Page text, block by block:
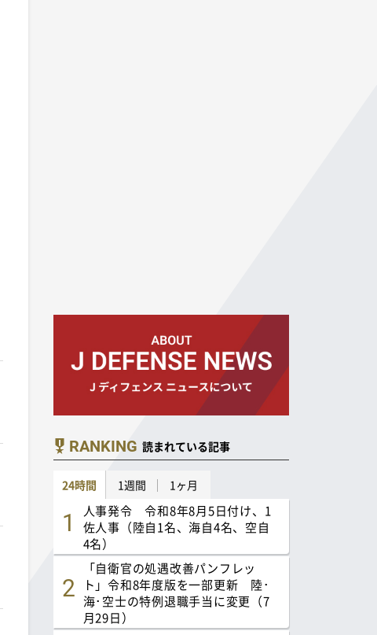
RANKING 読まれている記事
24時間 1週間 1ヶ月
人事発令 令和8年8月5日付け、1
佐人事（陸自1名、海自4名、空自
4名）
「自衛官の処遇改善パンフレッ
ト」令和8年度版を一部更新 陸･
海･空士の特例退職手当に変更（7
月29日）